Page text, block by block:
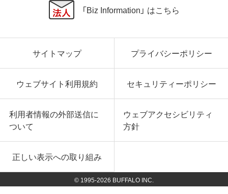
「Biz Information」 はこちら
サイトマップ プライバシーポリシー
ウェブサイト利用規約 セキュリティーポリシー
利用者情報の外部送信に
ついて
ウェブアクセシビリティ
方針
正しい表示への取り組み
© 1995-2026 BUFFALO INC.